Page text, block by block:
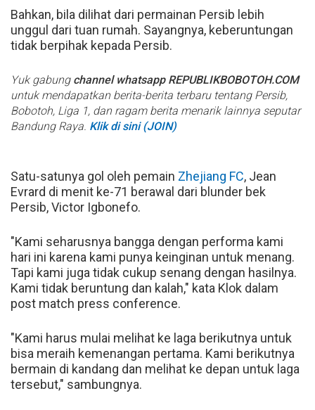
Bahkan, bila dilihat dari permainan Persib lebih
unggul dari tuan rumah. Sayangnya, keberuntungan
tidak berpihak kepada Persib.
Yuk gabung channel whatsapp REPUBLIKBOBOTOH.COM
untuk mendapatkan berita-berita terbaru tentang Persib,
Bobotoh, Liga 1, dan ragam berita menarik lainnya seputar
Bandung Raya. Klik di sini (JOIN)
Satu-satunya gol oleh pemain Zhejiang FC, Jean
Evrard di menit ke-71 berawal dari blunder bek
Persib, Victor Igbonefo.
"Kami seharusnya bangga dengan performa kami
hari ini karena kami punya keinginan untuk menang.
Tapi kami juga tidak cukup senang dengan hasilnya.
Kami tidak beruntung dan kalah," kata Klok dalam
post match press conference.
"Kami harus mulai melihat ke laga berikutnya untuk
bisa meraih kemenangan pertama. Kami berikutnya
bermain di kandang dan melihat ke depan untuk laga
tersebut," sambungnya.